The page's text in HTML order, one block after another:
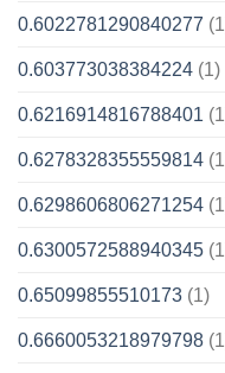
0.6022781290840277
0.603773038384224 (1)
0.6216914816788401
0.6278328355559814
0.6298606806271254
0.6300572588940345
0.65099855510173 (1)
0.6660053218979798